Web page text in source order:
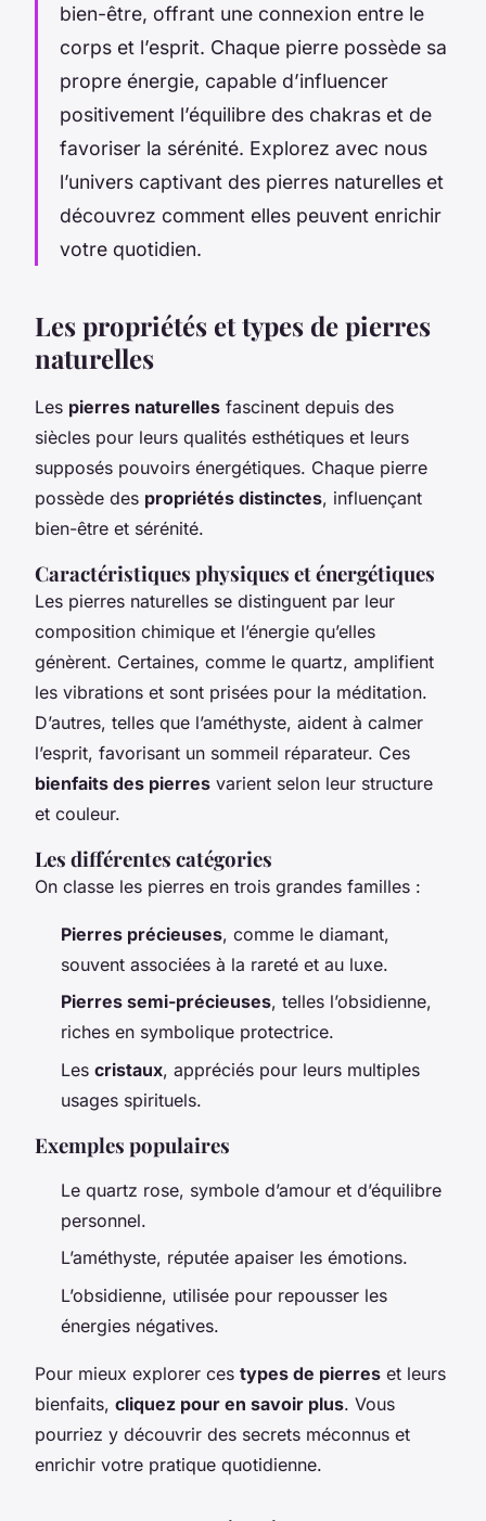
bien-être, offrant une connexion entre le
corps et l’esprit. Chaque pierre possède sa
propre énergie, capable d’influencer
positivement l’équilibre des chakras et de
favoriser la sérénité. Explorez avec nous
l’univers captivant des pierres naturelles et
découvrez comment elles peuvent enrichir
votre quotidien.
Les propriétés et types de pierres
naturelles
Les pierres naturelles fascinent depuis des
siècles pour leurs qualités esthétiques et leurs
supposés pouvoirs énergétiques. Chaque pierre
possède des propriétés distinctes, influençant
bien-être et sérénité.
Caractéristiques physiques et énergétiques
Les pierres naturelles se distinguent par leur
composition chimique et l’énergie qu’elles
génèrent. Certaines, comme le quartz, amplifient
les vibrations et sont prisées pour la méditation.
D’autres, telles que l’améthyste, aident à calmer
l’esprit, favorisant un sommeil réparateur. Ces
bienfaits des pierres varient selon leur structure
et couleur.
Les différentes catégories
On classe les pierres en trois grandes familles :
Pierres précieuses, comme le diamant,
souvent associées à la rareté et au luxe.
Pierres semi-précieuses, telles l’obsidienne,
riches en symbolique protectrice.
Les cristaux, appréciés pour leurs multiples
usages spirituels.
Exemples populaires
Le quartz rose, symbole d’amour et d’équilibre
personnel.
L’améthyste, réputée apaiser les émotions.
L’obsidienne, utilisée pour repousser les
énergies négatives.
Pour mieux explorer ces types de pierres et leurs
bienfaits, cliquez pour en savoir plus. Vous
pourriez y découvrir des secrets méconnus et
enrichir votre pratique quotidienne.